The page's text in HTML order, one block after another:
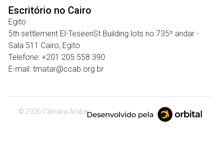
Escritório no Cairo
Egito
5th settlement El-TeseenSt Building lots no 735º andar -
Sala 511 Cairo, Egito
Telefone: +201 205 558 390
E-mail: tmatar@ccab.org.br
© 2026 Câmara Árabe